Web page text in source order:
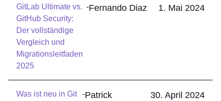
GitLab Ultimate vs.
GitHub Security:
Der vollständige
Vergleich und
Migrationsleitfaden
2025
-Fernando Diaz 1. Mai 2024
Was ist neu in Git
-Patrick
30. April 2024